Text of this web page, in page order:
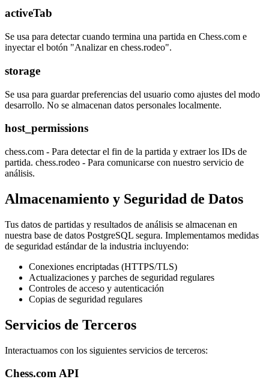
activeTab
Se usa para detectar cuando termina una partida en Chess.com e
inyectar el botón "Analizar en chess.rodeo".
storage
Se usa para guardar preferencias del usuario como ajustes del modo
desarrollo. No se almacenan datos personales localmente.
host_permissions
chess.com - Para detectar el fin de la partida y extraer los IDs de
partida. chess.rodeo - Para comunicarse con nuestro servicio de
análisis.
Almacenamiento y Seguridad de Datos
Tus datos de partidas y resultados de análisis se almacenan en
nuestra base de datos PostgreSQL segura. Implementamos medidas
de seguridad estándar de la industria incluyendo:
Conexiones encriptadas (HTTPS/TLS)
Actualizaciones y parches de seguridad regulares
Controles de acceso y autenticación
Copias de seguridad regulares
Servicios de Terceros
Interactuamos con los siguientes servicios de terceros:
Chess.com API